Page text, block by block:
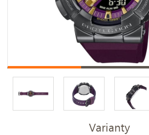
Varianty